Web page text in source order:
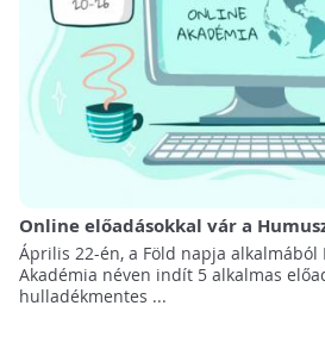
Online előadásokkal vár a
Április 22-én, a Föld napja alkalmából
Akadémia néven indít 5 alkalmas
hulladékmentes ...